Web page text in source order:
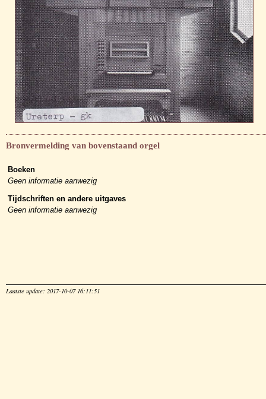
Bronvermelding van bovenstaand orgel
Boeken
Geen informatie aanwezig
Tijdschriften en andere uitgaves
Geen informatie aanwezig
Laatste update: 2017-10-07 16:11:51